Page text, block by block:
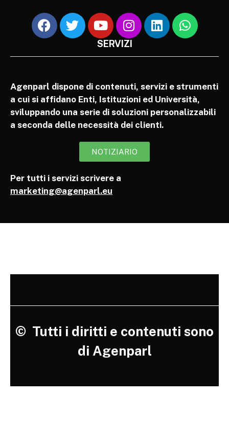
SERVIZI
Agenparl dispone di contenuti, servizi e strumenti
a cui si affidano Enti, Istituzioni ed Università,
sviluppando una serie di soluzioni personalizzabili
a seconda delle necessità dei clienti.
NOTIZIARIO
Per tutti i servizi scrivere a
marketing@agenparl.eu
© Tutti i diritti e contenuti sono
di Agenparl